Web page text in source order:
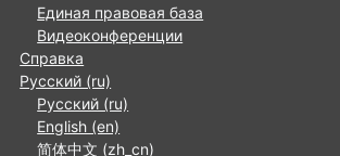
Единая правовая база
Видеоконференции
Справка
Русский ‎(ru)‎
Русский ‎(ru)‎
English ‎(en)‎
简体中文 ‎(zh_cn)‎